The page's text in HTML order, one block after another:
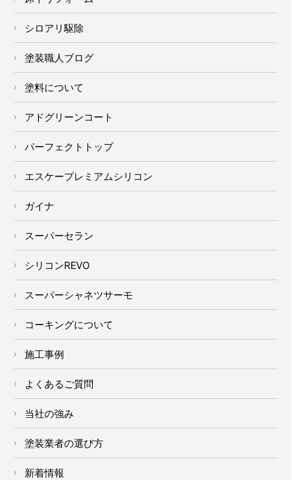
シロアリ駆除
塗装職人ブログ
塗料について
アドグリーンコート
パーフェクトトップ
エスケープレミアムシリコン
ガイナ
スーパーセラン
シリコンREVO
スーパーシャネツサーモ
コーキングについて
施工事例
よくあるご質問
当社の強み
塗装業者の選び方
新着情報